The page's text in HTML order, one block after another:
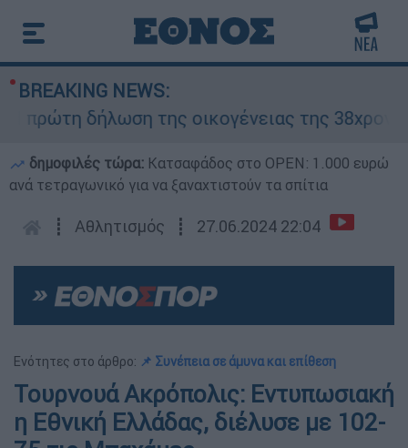
BREAKING NEWS:
δήλωση της οικογένειας της 38χρονης
δημοφιλές τώρα: Κατσαφάδος στο OPEN: 1.000 ευρώ
ανά τετραγωνικό για να ξαναχτιστούν τα σπίτια
┋ Αθλητισμός ┋ 27.06.2024 22:04
Ενότητες στο άρθρο: 📌 Συνέπεια σε άμυνα και επίθεση
Τουρνουά Ακρόπολις: Εντυπωσιακή
η Εθνική Ελλάδας, διέλυσε με 102-